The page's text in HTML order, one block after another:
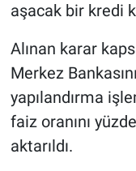
aşacak bir kredi
Alınan karar
Merkez
yapılandırma
faiz oranını
aktarıldı.